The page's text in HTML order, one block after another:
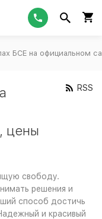
БСЕ на официальном
цены
RSS
свободу.
решения и
способ достичь
и красивый